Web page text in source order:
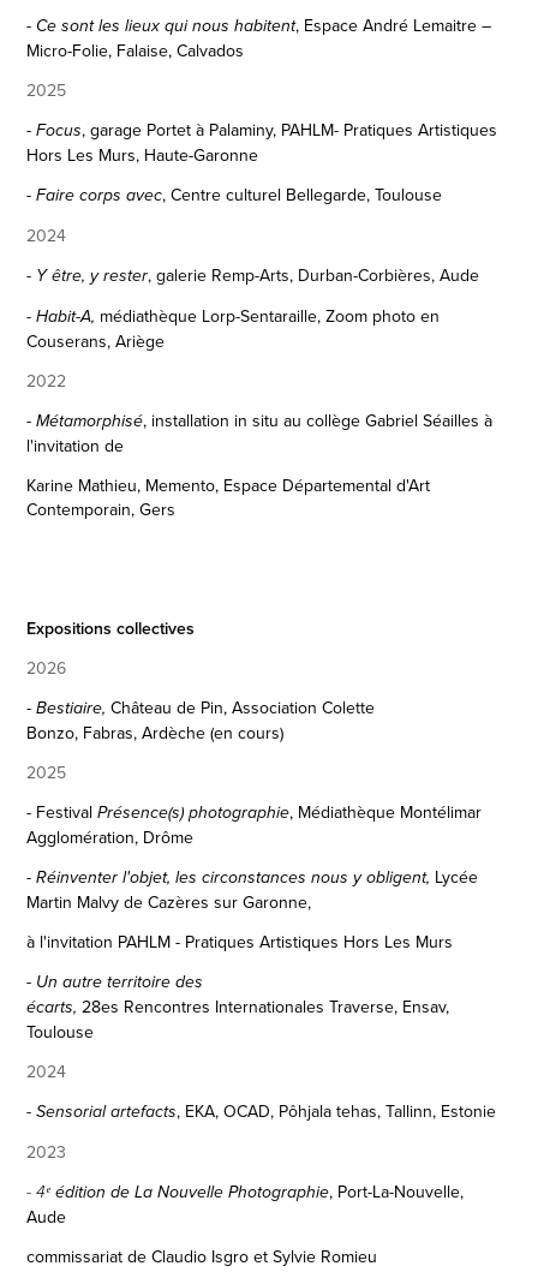
- Ce sont leslieux qui nous habitent, Espace André Lemaitre –
Micro-Folie, Falaise, Calvados
2025
-Focus, garage Portet à Palaminy, PAHLM- Pratiques Artistiques
Hors Les Murs, Haute-Garonne
-Faire corps avec, Centre culturel Bellegarde, Toulouse
2024
- Yêtre, y rester, galerie Remp-Arts, Durban-Corbières, Aude
- Habit-A, médiathèque Lorp-Sentaraille, Zoom photo en
Couserans, Ariège
2022
- Métamorphisé, installation in situ au collège Gabriel Séaillesà
l'invitation de
Karine Mathieu, Memento, Espace Départemental d'Art
Contemporain,Gers
Expositions collectives
2026
- Bestiaire,Château de Pin,Association Colette
Bonzo, Fabras, Ardèche(en cours)
2025
- FestivalPrésence(s) photographie, Médiathèque Montélimar
Agglomération, Drôme
- Réinventer l'objet, les circonstances nous y obligent, Lycée
Martin Malvy de Cazères sur Garonne,
à l'invitation PAHLM - Pratiques Artistiques Hors Les Murs
- Un autre territoire des
écarts, 28es Rencontres Internationales Traverse, Ensav,
Toulouse
2024
- Sensorial artefacts, EKA, OCAD, Pôhjala tehas, Tallinn, Estonie
2023
- 4ᵉédition de La Nouvelle Photographie, Port-La-Nouvelle,
Aude
commissariat de Claudio Isgro et Sylvie Romieu